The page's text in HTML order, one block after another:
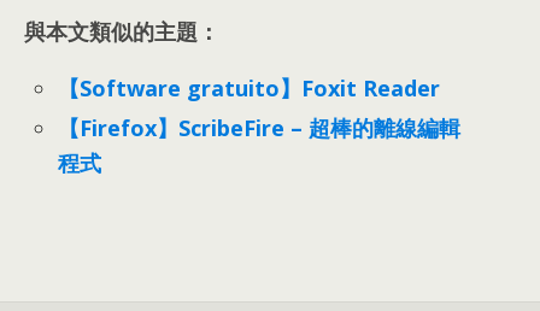
與本文類似的主題：
【Software gratuito】Foxit Reader
【Firefox】ScribeFire – 超棒的離線編輯
程式